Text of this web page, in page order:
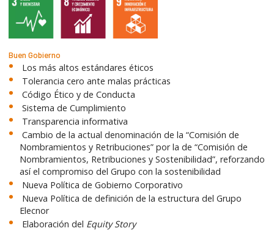
Buen Gobierno
Los más altos estándares éticos
Tolerancia cero ante malas prácticas
Código Ético y de Conducta
Sistema de Cumplimiento
Transparencia informativa
Cambio de la actual denominación de la “Comisión de
Nombramientos y Retribuciones” por la de “Comisión de
Nombramientos, Retribuciones y Sostenibilidad”, reforzando
así el compromiso del Grupo con la sostenibilidad
Nueva Política de Gobierno Corporativo
Nueva Política de definición de la estructura del Grupo
Elecnor
Elaboración del Equity Story